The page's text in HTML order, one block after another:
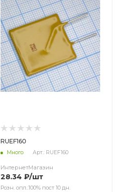
RUEF160
Много Арт.: RUEF160
ИнтернетМагазин
28.34 ₽/шт
Розн. опл.:100% пост 10 дн.